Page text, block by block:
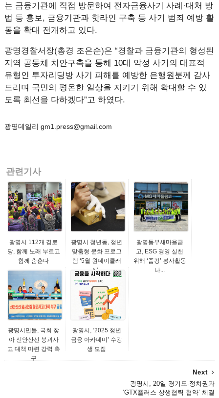
는 금융기관에 직접 방문하여 전자금융사기 사례·대처 방
법 등 홍보, 금융기관과 핫라인 구축 등 사기 범죄 예방 활
동을 확대 전개하고 있다.
광명경찰서장(총경 조은순)은 “경찰과 금융기관의 형성된
지역 공동체 치안구축을 통해 10대 악성 사기의 대표적
유형인 투자리딩방 사기 피해를 예방한 은행원분께 감사
드리며 국민의 평온한 일상을 지키기 위해 확대할 수 있
도록 최선을 다하겠다”고 하였다.
광명데일리 gm1.press@gmail.com
관련기사
광명시 112개 경로
당, 함께 노래 부르고
함께 춤춘다
광명시 청년동, 청년
맞춤형 문화 프로그
램 ‘5월 원데이클래
스’...
광명동부새마을금
고, ESG 경영 실천
위해 ‘줍킹’ 봉사활동
나...
광명시민들, 국회 찾
아 신안산선 붕괴사
고 대책 마련 강력 촉
구
광명시, ‘2025 청년
금융 아카데미’ 수강
생 모집
Next
광명시, 20일 경기도-정치권과
‘GTX플러스 상생협력 협약’ 체결